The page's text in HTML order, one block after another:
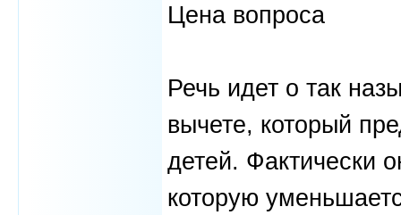
Цена вопроса
Речь идет о так
вычете, который
детей. Фактически
которую